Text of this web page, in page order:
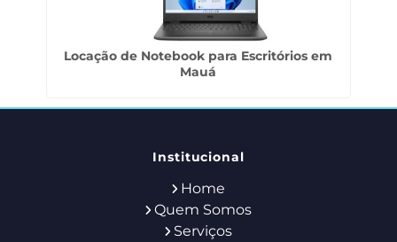
Locação de Notebook para Escritórios em
Mauá
Institucional
Home
Quem Somos
Serviços